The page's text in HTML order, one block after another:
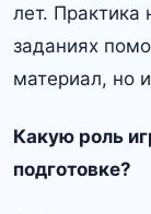
лет. Практика
заданиях
материал, но
Какую роль
подготовке?